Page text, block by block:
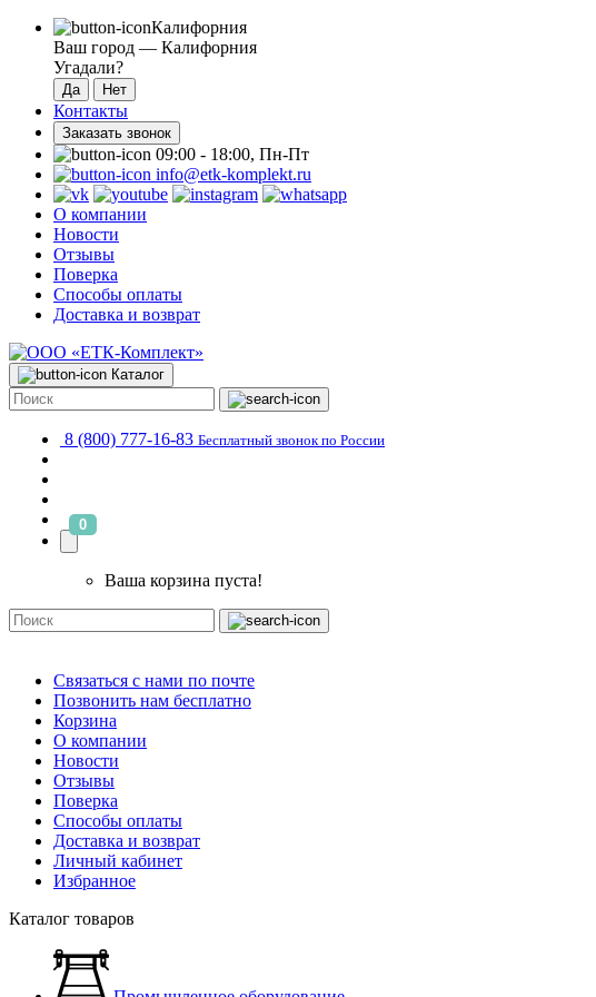
Калифорния
Ваш город — Калифорния
Угадали?
Контакты
Заказать звонок
09:00 - 18:00, Пн-Пт
info@etk-komplekt.ru
О компании
Новости
Отзывы
Поверка
Способы оплаты
Доставка и возврат
Каталог
8 (800) 777-16-83 Бесплатный звонок по России
0
Ваша корзина пуста!
Связаться с нами по почте
Позвонить нам бесплатно
Корзина
О компании
Новости
Отзывы
Поверка
Способы оплаты
Доставка и возврат
Личный кабинет
Избранное
Каталог товаров